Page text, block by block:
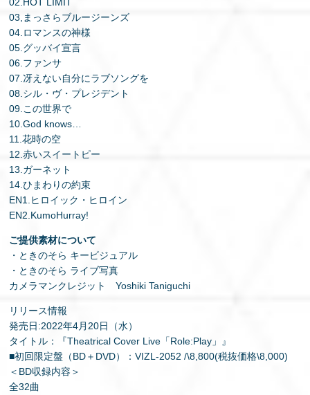
03,まっさらブルージーンズ
04.ロマンスの神様
05.グッバイ宣言
06.ファンサ
07.冴えない自分にラブソングを
08.シル・ヴ・プレジデント
09.この世界で
10.God knows…
11.花時の空
12.赤いスイートピー
13.ガーネット
14.ひまわりの約束
EN1.ヒロイック・ヒロイン
EN2.KumoHurray!
ご提供素材について
・ときのそら キービジュアル
・ときのそら ライブ写真
カメラマンクレジット Yoshiki Taniguchi
リリース情報
発売日:2022年4月20日（水）
タイトル：『Theatrical Cover Live「Role:Play」』
■初回限定盤（BD＋DVD）：VIZL-2052 /\8,800(税抜価格\8,000)
＜BD収録内容＞
全32曲